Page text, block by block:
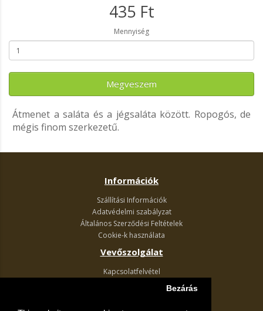
Bezárás
435 Ft
Mennyiség
Megveszem
Átmenet a saláta és a jégsaláta között. Ropogós, de
mégis finom szerkezetű.
Információk
Szállítási Információk
Adatvédelmi szabályzat
Általános Szerződési Feltételek
Cookie-k használata
Vevőszolgálat
Kapcsolatfelvétel